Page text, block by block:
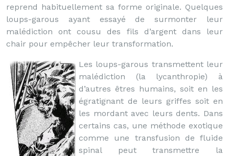
reprend habituellement sa forme originale. Quelques
loups-garous ayant essayé de surmonter leur
malédiction ont cousu des fils d’argent dans leur
chair pour empêcher leur transformation.
Les loups-garous transmettent leur
malédiction (la lycanthropie) à
d’autres êtres humains, soit en les
égratignant de leurs griffes soit en
les mordant avec leurs dents. Dans
certains cas, une méthode exotique
comme une transfusion de fluide
spinal peut transmettre la